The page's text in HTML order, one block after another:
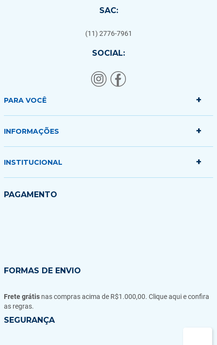
SAC:
(11) 2776-7961
SOCIAL:
PARA VOCÊ +
Minha conta
INFORMAÇÕES +
Politica de Entrega
INSTITUCIONAL +
Quem somos
PAGAMENTO
FORMAS DE ENVIO
Frete grátis nas compras acima de R$1.000,00. Clique aqui e confira
as regras.
SEGURANÇA